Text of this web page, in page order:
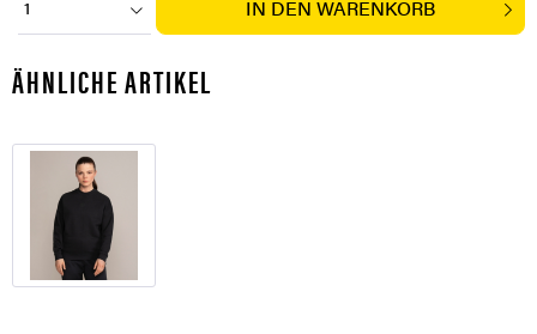
1 IN DEN WARENKORB
ÄHNLICHE ARTIKEL